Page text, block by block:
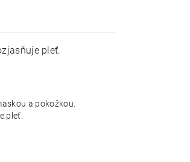
pleť.
a pokožkou.
pleť.